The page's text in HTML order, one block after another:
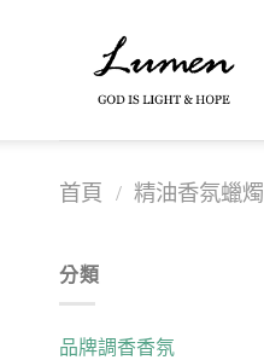
首頁 / 精油香氛蠟燭
分類
品牌調香香氛